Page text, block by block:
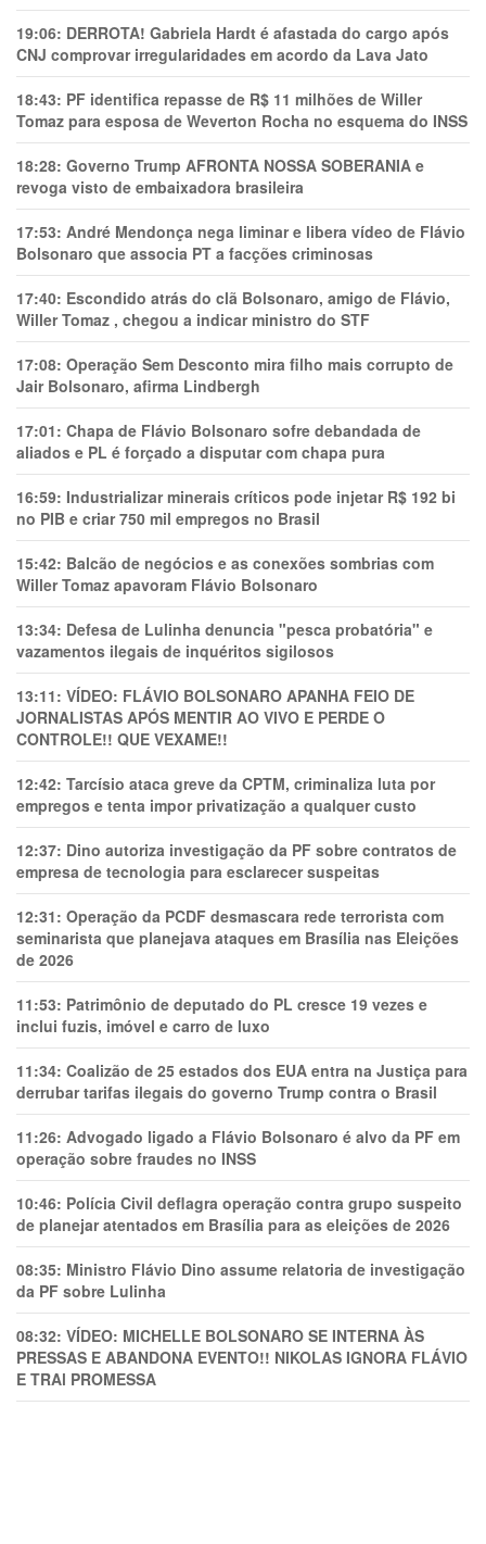
19:06: DERROTA! Gabriela Hardt é afastada do cargo após
CNJ comprovar irregularidades em acordo da Lava Jato
18:43: PF identifica repasse de R$ 11 milhões de Willer
Tomaz para esposa de Weverton Rocha no esquema do INSS
18:28: Governo Trump AFRONTA NOSSA SOBERANIA e
revoga visto de embaixadora brasileira
17:53: André Mendonça nega liminar e libera vídeo de Flávio
Bolsonaro que associa PT a facções criminosas
17:40: Escondido atrás do clã Bolsonaro, amigo de Flávio,
Willer Tomaz , chegou a indicar ministro do STF
17:08: Operação Sem Desconto mira filho mais corrupto de
Jair Bolsonaro, afirma Lindbergh
17:01: Chapa de Flávio Bolsonaro sofre debandada de
aliados e PL é forçado a disputar com chapa pura
16:59: Industrializar minerais críticos pode injetar R$ 192 bi
no PIB e criar 750 mil empregos no Brasil
15:42: Balcão de negócios e as conexões sombrias com
Willer Tomaz apavoram Flávio Bolsonaro
13:34: Defesa de Lulinha denuncia "pesca probatória" e
vazamentos ilegais de inquéritos sigilosos
13:11: VÍDEO: FLÁVIO BOLSONARO APANHA FEIO DE
JORNALISTAS APÓS MENTIR AO VIVO E PERDE O
CONTROLE!! QUE VEXAME!!
12:42: Tarcísio ataca greve da CPTM, criminaliza luta por
empregos e tenta impor privatização a qualquer custo
12:37: Dino autoriza investigação da PF sobre contratos de
empresa de tecnologia para esclarecer suspeitas
12:31: Operação da PCDF desmascara rede terrorista com
seminarista que planejava ataques em Brasília nas Eleições
de 2026
11:53: Patrimônio de deputado do PL cresce 19 vezes e
inclui fuzis, imóvel e carro de luxo
11:34: Coalizão de 25 estados dos EUA entra na Justiça para
derrubar tarifas ilegais do governo Trump contra o Brasil
11:26: Advogado ligado a Flávio Bolsonaro é alvo da PF em
operação sobre fraudes no INSS
10:46: Polícia Civil deflagra operação contra grupo suspeito
de planejar atentados em Brasília para as eleições de 2026
08:35: Ministro Flávio Dino assume relatoria de investigação
da PF sobre Lulinha
08:32: VÍDEO: MICHELLE BOLSONARO SE INTERNA ÀS
PRESSAS E ABANDONA EVENTO!! NIKOLAS IGNORA FLÁVIO
E TRAl PROMESSA